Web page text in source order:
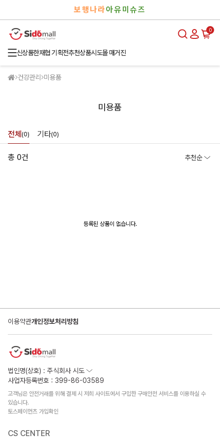
보행나라아유미슈즈
0
신상품한재협 기획전추천상품시도몰 매거진
건강관리 미용품
미용품
전체 (0) 기타(0)
총 0건 추천순
등록된 상품이 없습니다.
이용약관개인정보처리방침
법인명(상호) : 주식회사 시도
사업자등록번호 : 399-86-03589
고객님은 안전거래를 위해 결제 시 저희 사이트에서 구입한 구매안전 서비스를 이용하실 수
있습니다.
토스페이먼츠 가입확인
CS CENTER